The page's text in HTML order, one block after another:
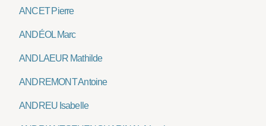
ANCET Pierre
ANDÉOL Marc
ANDLAEUR Mathilde
ANDREMONT Antoine
ANDREU Isabelle